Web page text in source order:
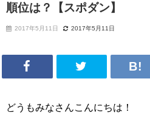
順位は？【スポダン】
2017年5月11日 2017年5月11日
どうもみなさんこんにちは！